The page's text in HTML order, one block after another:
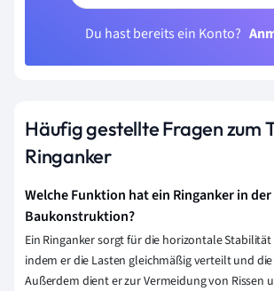
Du hast bereits ein Konto?
Häufig gestellte Fragen zum
Ringanker
Welche Funktion hat ein Ringanker in der
Baukonstruktion?
Ein Ringanker sorgt für die horizontale Stabilität
indem er die Lasten gleichmäßig verteilt und
Außerdem dient er zur Vermeidung von Rissen